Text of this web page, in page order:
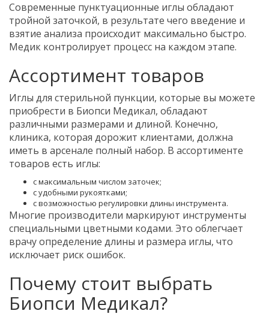
Современные пунктуационные иглы обладают
тройной заточкой, в результате чего введение и
взятие анализа происходит максимально быстро.
Медик контролирует процесс на каждом этапе.
Ассортимент товаров
Иглы для стерильной пункции, которые вы можете
приобрести в Биопси Медикал, обладают
различными размерами и длиной. Конечно,
клиника, которая дорожит клиентами, должна
иметь в арсенале полный набор. В ассортименте
товаров есть иглы:
с максимальным числом заточек;
с удобными рукоятками;
с возможностью регулировки длины инструмента.
Многие производители маркируют инструменты
специальными цветными кодами. Это облегчает
врачу определение длины и размера иглы, что
исключает риск ошибок.
Почему стоит выбрать
Биопси Медикал?